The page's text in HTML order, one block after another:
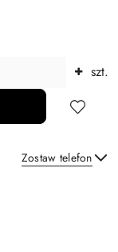
szt.
Zostaw telefon